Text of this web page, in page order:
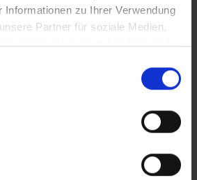
Informationen zu Ihrer Verwendung
Partner für soziale Medien,
weiter, die auch in Ländern sind,
Sie Ihre Rechte uU nicht
können. Unsere Partner führen
möglicherweise mit weiteren Daten
bereitgestellt haben oder die
des Erdgaskraftwerks